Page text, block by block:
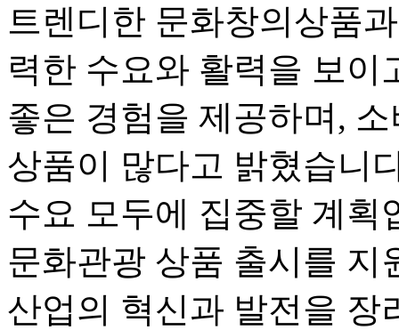
트렌디한 문화창의상품
력한 수요와 활력을 보이
좋은 경험을 제공하며,
상품이 많다고 밝혔습니
수요 모두에 집중할 계획
문화관광 상품 출시를 지
산업의 혁신과 발전을 장